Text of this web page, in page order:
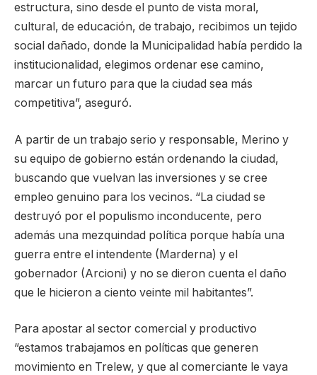
estructura, sino desde el punto de vista moral,
cultural, de educación, de trabajo, recibimos un tejido
social dañado, donde la Municipalidad había perdido la
institucionalidad, elegimos ordenar ese camino,
marcar un futuro para que la ciudad sea más
competitiva”, aseguró.
A partir de un trabajo serio y responsable, Merino y
su equipo de gobierno están ordenando la ciudad,
buscando que vuelvan las inversiones y se cree
empleo genuino para los vecinos. “La ciudad se
destruyó por el populismo inconducente, pero
además una mezquindad política porque había una
guerra entre el intendente (Marderna) y el
gobernador (Arcioni) y no se dieron cuenta el daño
que le hicieron a ciento veinte mil habitantes”.
Para apostar al sector comercial y productivo
“estamos trabajamos en políticas que generen
movimiento en Trelew, y que al comerciante le vaya